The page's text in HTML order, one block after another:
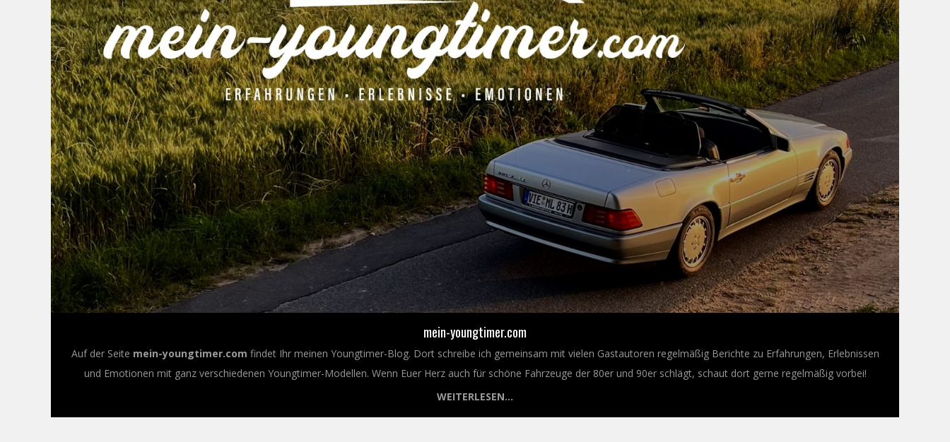
mein-youngtimer.com
Auf der Seite mein-youngtimer.com findet Ihr meinen Youngtimer-Blog. Dort schreibe ich gemeinsam mit vielen Gastautoren regelmäßig Berichte zu Erfahrungen, Erlebnissen
und Emotionen mit ganz verschiedenen Youngtimer-Modellen. Wenn Euer Herz auch für schöne Fahrzeuge der 80er und 90er schlägt, schaut dort gerne regelmäßig vorbei!
WEITERLESEN...